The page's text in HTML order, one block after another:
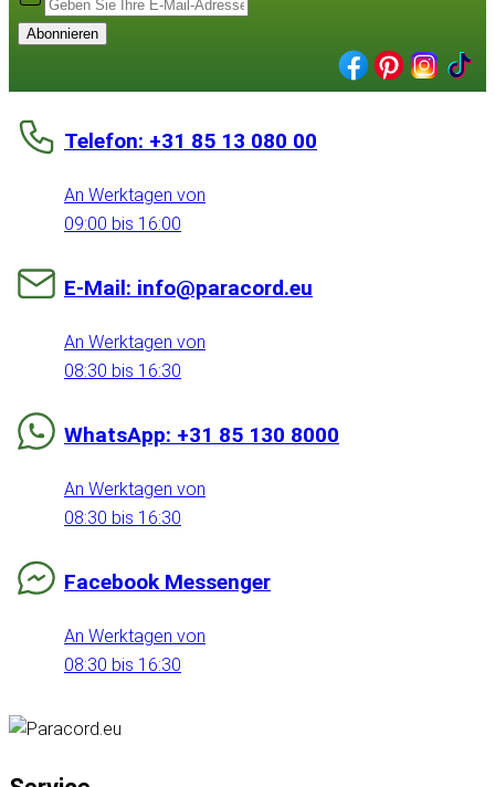
Abonnieren
Telefon: +31 85 13 080 00
An Werktagen von
09:00 bis 16:00
E-Mail: info@paracord.eu
An Werktagen von
08:30 bis 16:30
WhatsApp: +31 85 130 8000
An Werktagen von
08:30 bis 16:30
Facebook Messenger
An Werktagen von
08:30 bis 16:30